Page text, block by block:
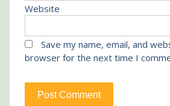
Website
Save my name, email, and
browser for the next time I